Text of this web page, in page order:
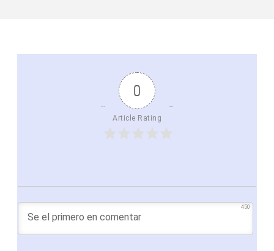
0
Article Rating
450